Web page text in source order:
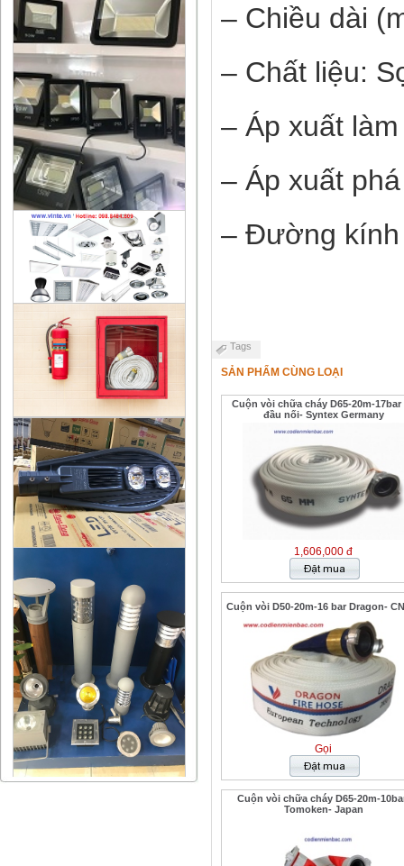
– Chiều dài
– Chất liệu:
– Áp xuất
– Áp xuất
– Đường kính
Tags
SẢN PHẨM CÙNG LOẠI
Cuộn vòi chữa cháy D65-20m-17bar
đầu nối- Syntex Germany
1,606,000 đ
Cuộn vòi D50-20m-16 bar Dragon-
Gọi
Cuộn vòi chữa cháy D65-20m-
Tomoken- Japan